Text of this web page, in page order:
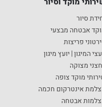
סיור
אבטחה מבצעי
פריצות
המיגון | יועץ מיגון
מצוקה
מוקד צופה
אינטרקום חכמה
אבטחה